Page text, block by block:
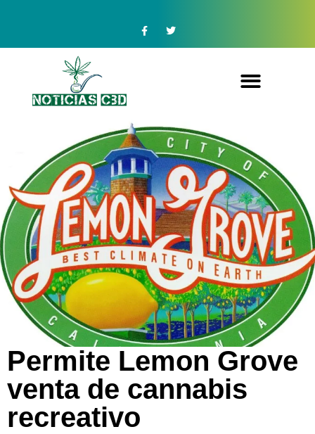
Permite Lemon Grove
venta de cannabis
recreativo